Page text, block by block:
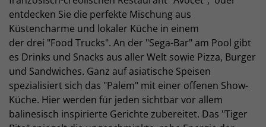
entdecken Sie die perfekte Mischung aus
Küstencharme und lokaler Küche in einem
der drei "Food Trucks". An der "Sega-Bar" am Pool gibt
es Drinks und Snacks aus aller Welt sowie Pizza, Burger
und Sandwiches. Ganz auf asiatische Speisen
spezialisiert sich das "Palem" mit einer offenen Show-
Küche. Hier werden für jeden sichtbar vor allem
balinesisch inspirierte Gerichte zubereitet. Das "Tiger